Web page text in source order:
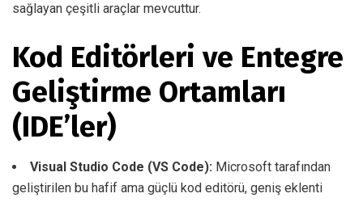
sağlayan çeşitli araçlar mevcuttur.
Kod Editörleri ve Entegre
Geliştirme Ortamları
(IDE’ler)
Visual Studio Code (VS Code): Microsoft tarafından
geliştirilen bu hafif ama güçlü kod editörü, geniş eklenti